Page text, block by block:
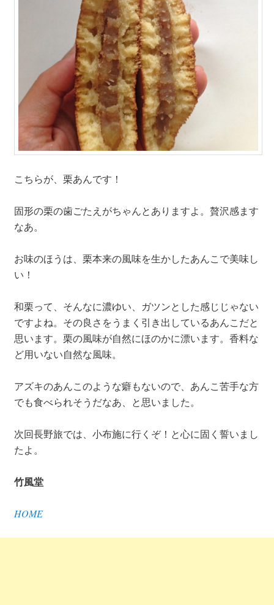
こちらが、栗あんです！
固形の栗の歯ごたえがちゃんとありますよ。贅沢感ます
なあ。
お味のほうは、栗本来の風味を生かしたあんこで美味し
い！
和栗って、そんなに濃ゆい、ガツンとした感じじゃない
ですよね。その良さをうまく引き出しているあんこだと
思います。栗の風味が自然にほのかに漂います。香料な
ど用いない自然な風味。
アズキのあんこのような癖もないので、あんこ苦手な方
でも食べられそうだなあ、と思いました。
次回長野旅では、小布施に行くぞ！と心に固く誓いまし
たよ。
竹風堂
HOME